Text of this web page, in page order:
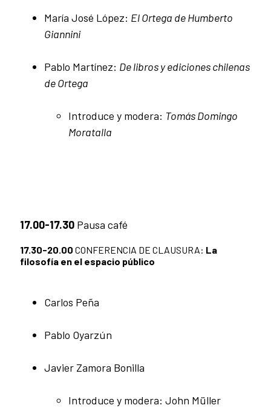
María José López: El Ortega de Humberto
Giannini
Pablo Martínez: De libros y ediciones chilenas
de Ortega
Introduce y modera: Tomás Domingo
Moratalla
17.00-17.30 Pausa café
17.30-20.00 CONFERENCIA DE CLAUSURA: La
filosofía en el espacio público
Carlos Peña
Pablo Oyarzún
Javier Zamora Bonilla
Introduce y modera: John Müller